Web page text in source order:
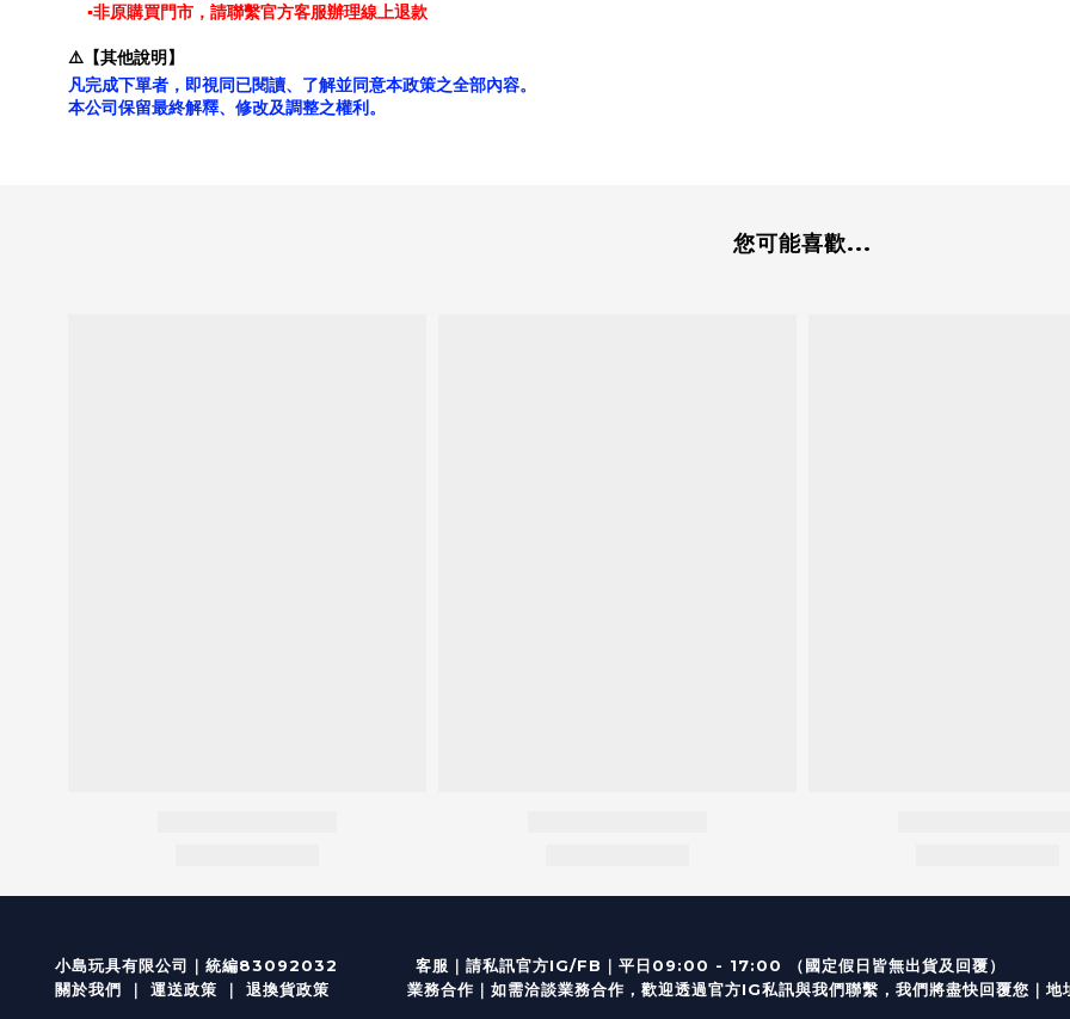
▪非原購買門市，請聯繫官方客服辦理線上退款
⚠️【其他說明】
凡完成下單者，即視同已閱讀、了解並同意本政策之全部內容。
本公司保留最終解釋、修改及調整之權利。
您可能喜歡...
小島玩具有限公司｜統編83092032 客服 ｜ 請私訊官方IG/FB ｜ 平日09:00 - 17:00 （國定
關於我們 ｜ 運送政策 ｜ 退換貨政策 業務合作｜如需洽談業務合作，歡迎透過官方IG私訊與我們聯繫，我們將盡快回覆您｜ 地